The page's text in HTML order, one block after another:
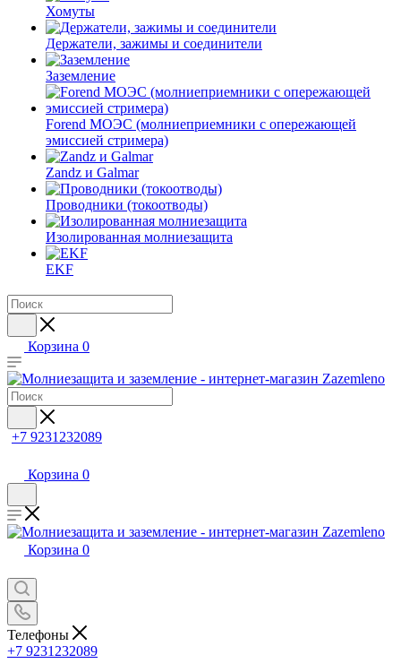
Хомуты
Держатели, зажимы и соединители
Заземление
Forend МОЭС (молниеприемники с опережающей
эмиссией стримера)
Zandz и Galmar
Проводники (токоотводы)
Изолированная молниезащита
EKF
Корзина 0
+7 9231232089
Корзина 0
Корзина 0
Телефоны
+7 9231232089